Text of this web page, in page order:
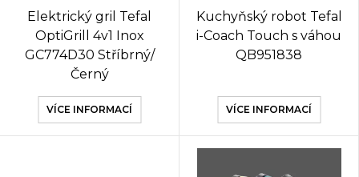
Elektrický gril Tefal
OptiGrill 4v1 Inox
GC774D30 Stříbrný/
Černý
VÍCE INFORMACÍ
Kuchyňský robot Tefal
i-Coach Touch s váhou
QB951838
VÍCE INFORMACÍ